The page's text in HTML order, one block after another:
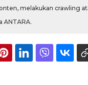
melakukan crawling
ANTARA.